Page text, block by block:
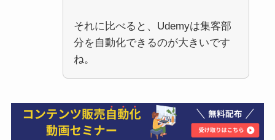
それに比べると、Udemyは集客部
分を自動化できるのが大きいです
ね。